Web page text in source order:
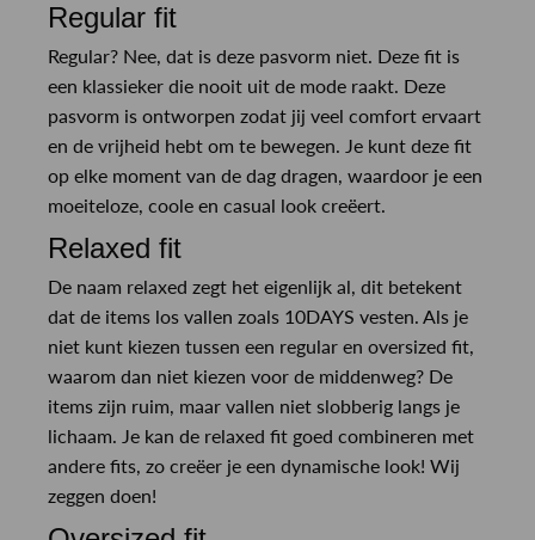
Regular fit
Regular? Nee, dat is deze pasvorm niet. Deze fit is
een klassieker die nooit uit de mode raakt. Deze
pasvorm is ontworpen zodat jij veel comfort ervaart
en de vrijheid hebt om te bewegen. Je kunt deze fit
op elke moment van de dag dragen, waardoor je een
moeiteloze, coole en casual look creëert.
Relaxed fit
De naam relaxed zegt het eigenlijk al, dit betekent
dat de items los vallen zoals 10DAYS vesten. Als je
niet kunt kiezen tussen een regular en oversized fit,
waarom dan niet kiezen voor de middenweg? De
items zijn ruim, maar vallen niet slobberig langs je
lichaam. Je kan de relaxed fit goed combineren met
andere fits, zo creëer je een dynamische look! Wij
zeggen doen!